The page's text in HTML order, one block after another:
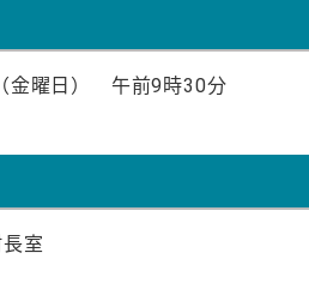
金曜日） 午前9時30分
室